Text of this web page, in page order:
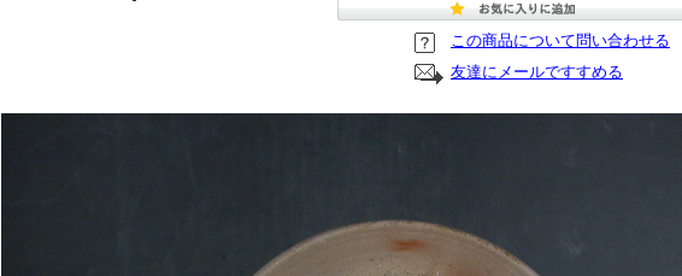
この商品について問い合わせる
友達にメールですすめる